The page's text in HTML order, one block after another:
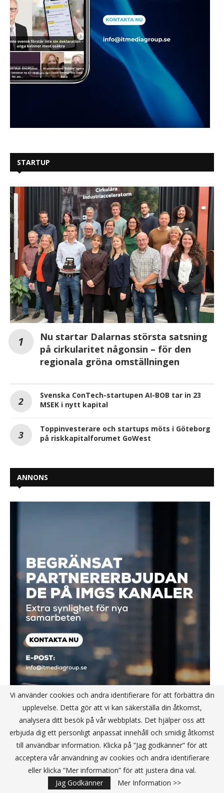
STARTUP
Nu startar Dalarnas största satsning
på cirkularitet någonsin – för den
regionala gröna omställningen
Svenska ConTech-startupen AI-BOB tar in 23
MSEK i nytt kapital
Toppinvesterare och startups möts i Göteborg
på riskkapitalforumet GoWest
ANNONS
Vi använder cookies och andra identifierare för att förbättra din
upplevelse. Detta gör att vi kan säkerställa din åtkomst,
analysera ditt besök på vår webbplats. Det hjälper oss att
erbjuda dig ett personligt anpassat innehåll och smidig åtkomst
till användbar information. Klicka på ”Jag godkänner” för att
acceptera vår användning av cookies och andra identifierare
eller klicka ”Mer information” för att justera dina val.
Jag Godkänner
Mer Information >>